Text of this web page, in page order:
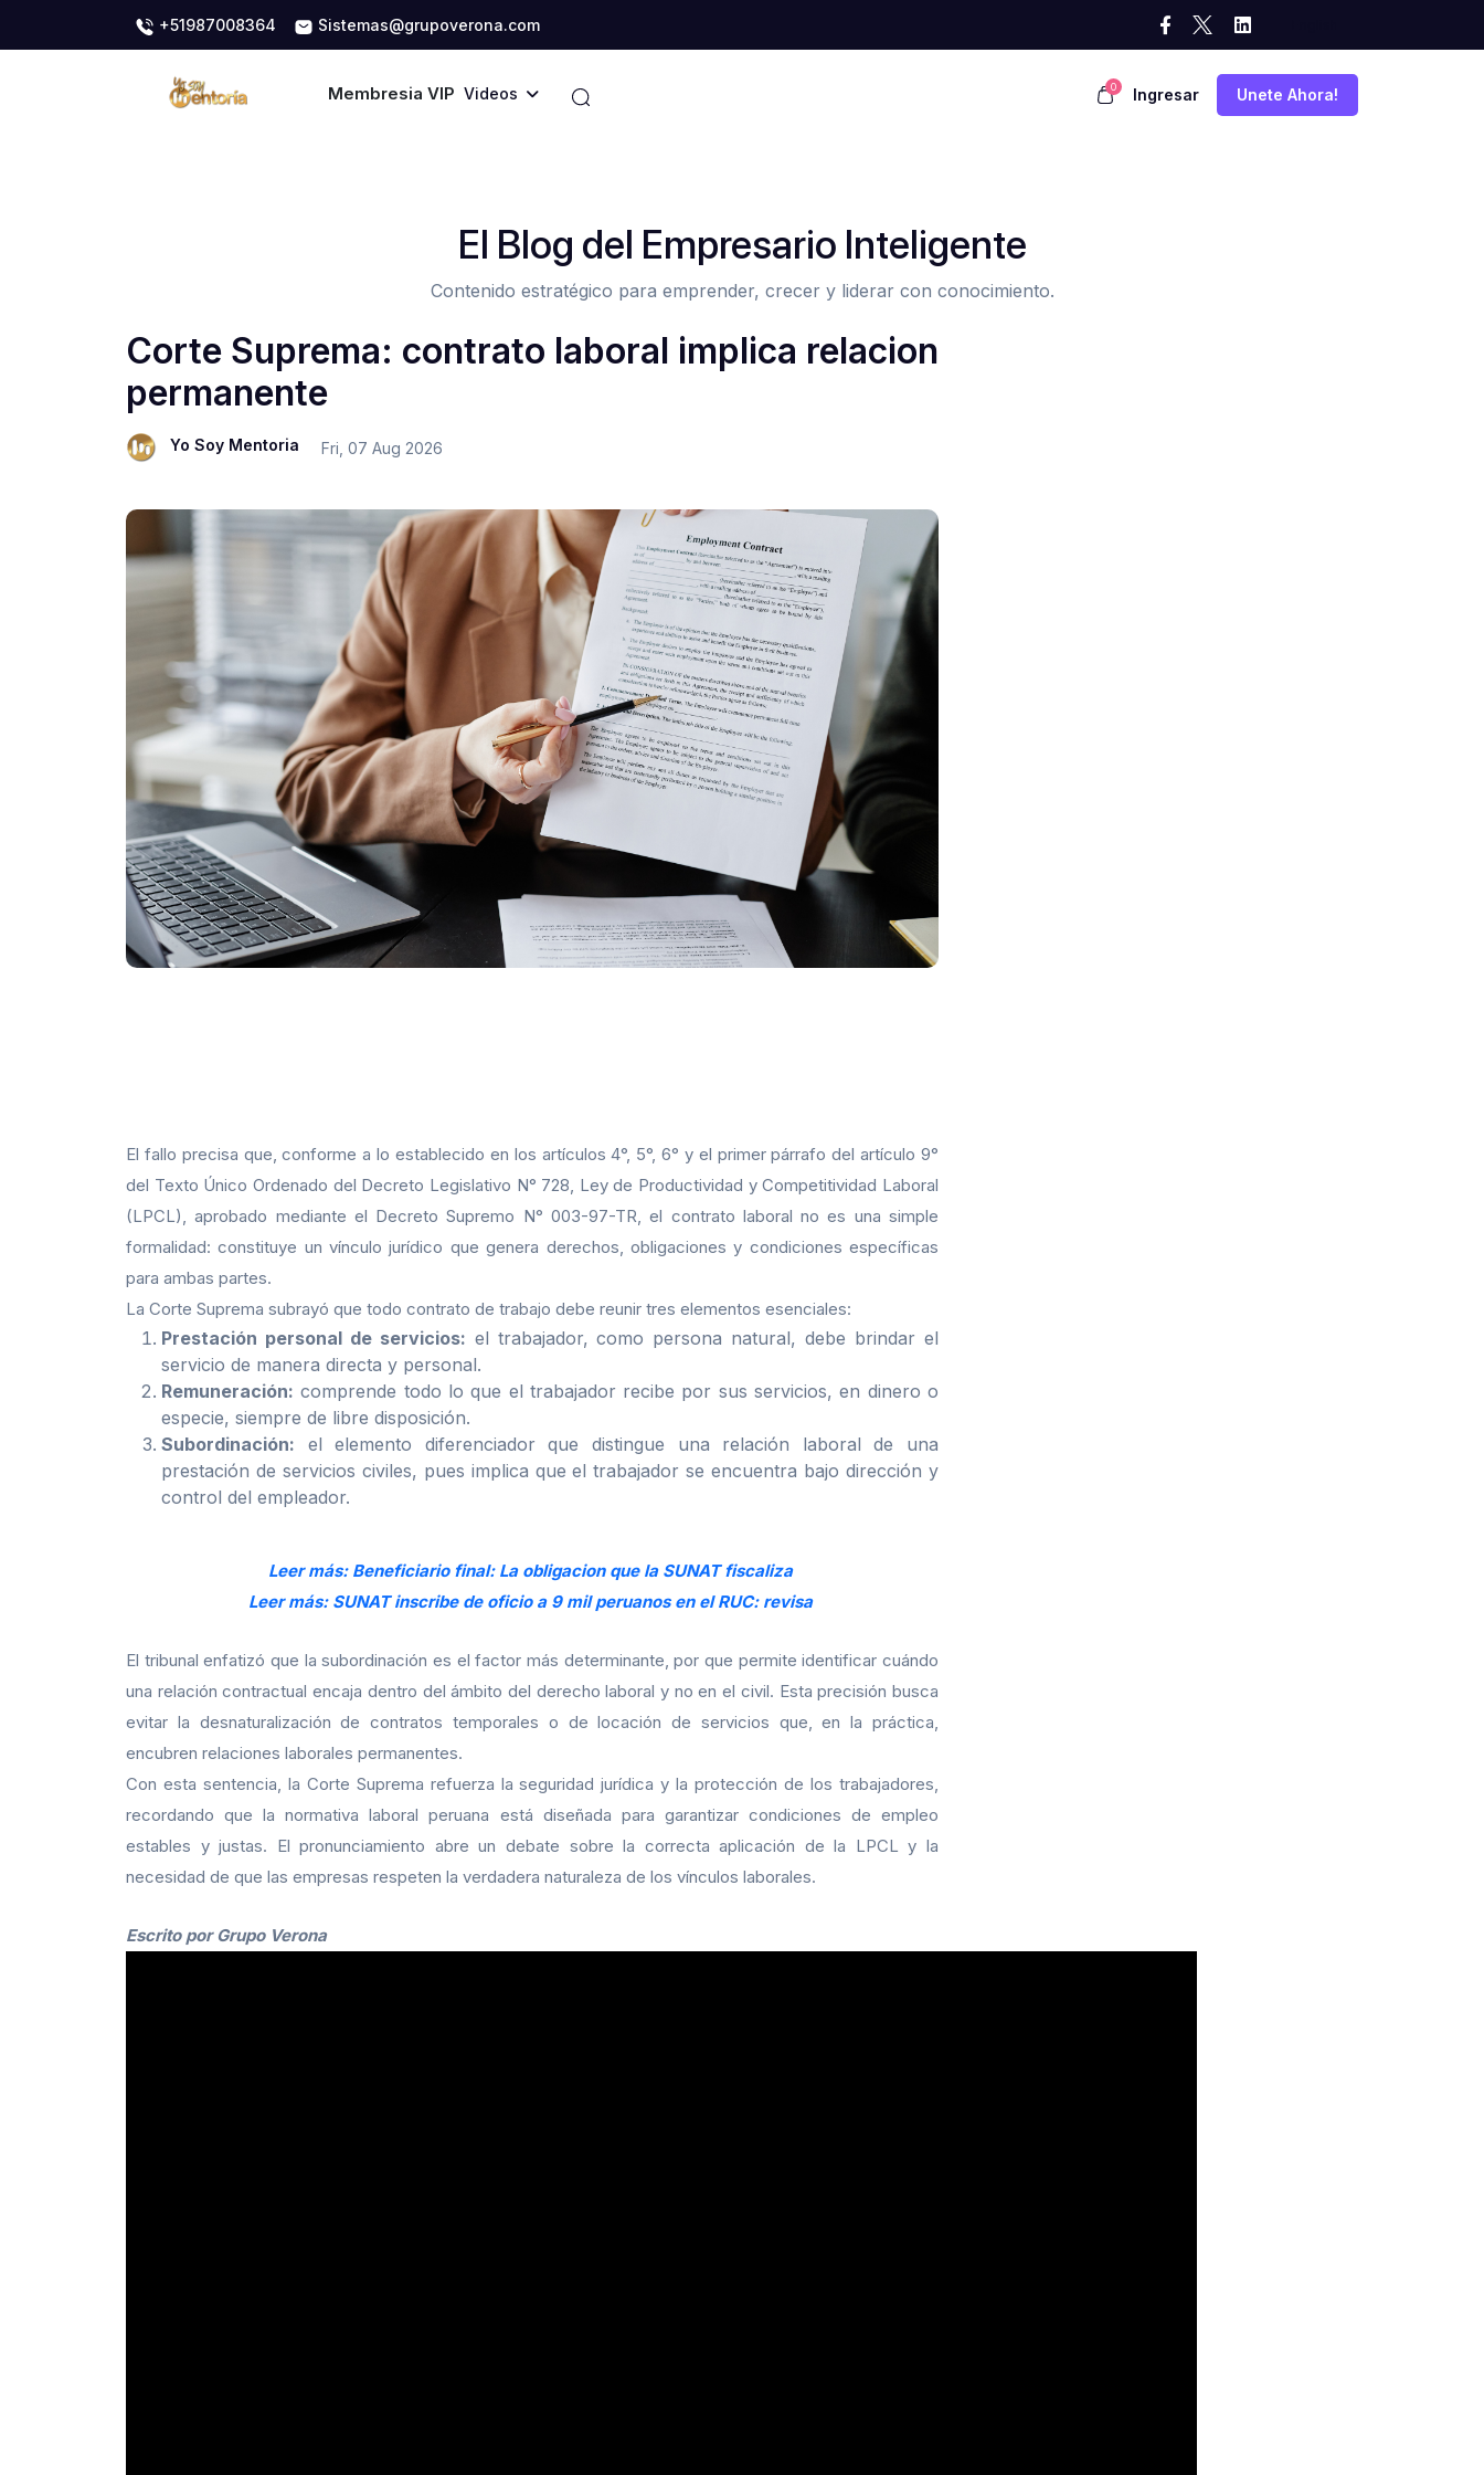
+51987008364 Sistemas@grupoverona.com
Membresia VIP Videos 0 Ingresar Unete Ahora!
El Blog del Empresario Inteligente
Contenido estratégico para emprender, crecer y liderar con conocimiento.
Corte Suprema: contrato laboral implica relacion
permanente
Yo Soy Mentoria Fri, 07 Aug 2026
El fallo precisa que, conforme a lo establecido en los artículos 4°, 5°, 6° y el primer párrafo del artículo 9°
del Texto Único Ordenado del Decreto Legislativo N° 728, Ley de Productividad y Competitividad Laboral
(LPCL), aprobado mediante el Decreto Supremo N° 003-97-TR, el contrato laboral no es una simple
formalidad: constituye un vínculo jurídico que genera derechos, obligaciones y condiciones específicas
para ambas partes.
La Corte Suprema subrayó que todo contrato de trabajo debe reunir tres elementos esenciales:
Prestación personal de servicios: el trabajador, como persona natural, debe brindar el
servicio de manera directa y personal.
Remuneración: comprende todo lo que el trabajador recibe por sus servicios, en dinero o
especie, siempre de libre disposición.
Subordinación: el elemento diferenciador que distingue una relación laboral de una
prestación de servicios civiles, pues implica que el trabajador se encuentra bajo dirección y
control del empleador.
Leer más: Beneficiario final: La obligacion que la SUNAT fiscaliza
Leer más: SUNAT inscribe de oficio a 9 mil peruanos en el RUC: revisa
El tribunal enfatizó que la subordinación es el factor más determinante, por que permite identificar cuándo
una relación contractual encaja dentro del ámbito del derecho laboral y no en el civil. Esta precisión busca
evitar la desnaturalización de contratos temporales o de locación de servicios que, en la práctica,
encubren relaciones laborales permanentes.
Con esta sentencia, la Corte Suprema refuerza la seguridad jurídica y la protección de los trabajadores,
recordando que la normativa laboral peruana está diseñada para garantizar condiciones de empleo
estables y justas. El pronunciamiento abre un debate sobre la correcta aplicación de la LPCL y la
necesidad de que las empresas respeten la verdadera naturaleza de los vínculos laborales.
Escrito por Grupo Verona